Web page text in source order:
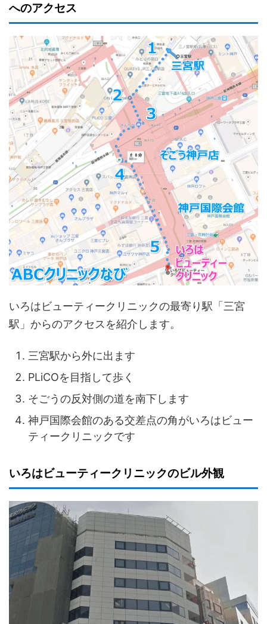
へのアクセス
いろはビューティークリニックの最寄り駅「三宮
駅」からのアクセスを紹介します。
三宮駅から外に出ます
PLiCOを目指して歩く
そごうの反対側の道を南下します
神戸国際会館のある交差点の角がいろはビュー
ティークリニックです
いろはビューティークリニックのビル外観